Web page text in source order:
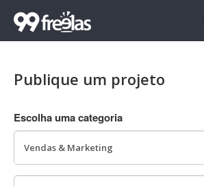
Publique um projeto
Escolha uma categoria